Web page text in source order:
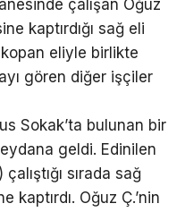
çalışan Oğuz
kaptırdığı sağ eli
eliyle birlikte
gören diğer işçiler
Sokak’ta bulunan bir
geldi. Edinilen
sırada sağ
kaptırdı. Oğuz Ç.’nin